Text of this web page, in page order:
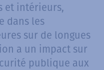
et intérieurs,
dans les
sur de longues
a un impact sur
publique aux